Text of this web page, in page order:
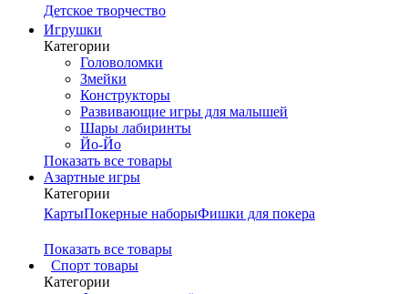
Детское творчество
Игрушки
Категории
Головоломки
Змейки
Конструкторы
Развивающие игры для малышей
Шары лабиринты
Йо-Йо
Показать все товары
Азартные игры
Категории
КартыПокерные наборыФишки для покера
Показать все товары
Cпорт товары
Категории